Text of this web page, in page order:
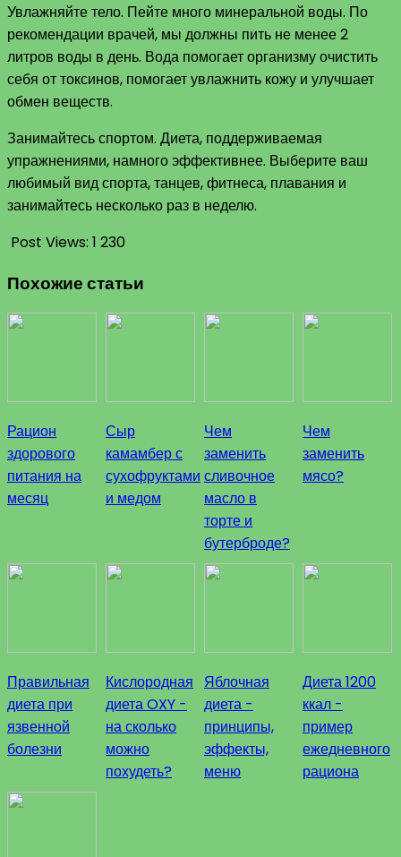
Увлажняйте тело. Пейте много минеральной воды. По
рекомендации врачей, мы должны пить не менее 2
литров воды в день. Вода помогает организму очистить
себя от токсинов, помогает увлажнить кожу и улучшает
обмен веществ.
Занимайтесь спортом. Диета, поддерживаемая
упражнениями, намного эффективнее. Выберите ваш
любимый вид спорта, танцев, фитнеса, плавания и
занимайтесь несколько раз в неделю.
Post Views: 1 230
Похожие статьи
Рацион
здорового
питания на
месяц
Сыр
камамбер с
сухофруктами
и медом
Чем
заменить
сливочное
масло в
торте и
бутерброде?
Чем
заменить
мясо?
Правильная
диета при
язвенной
болезни
Кислородная
диета OXY -
на сколько
можно
похудеть?
Яблочная
диета -
принципы,
эффекты,
меню
Диета 1200
ккал -
пример
ежедневного
рациона